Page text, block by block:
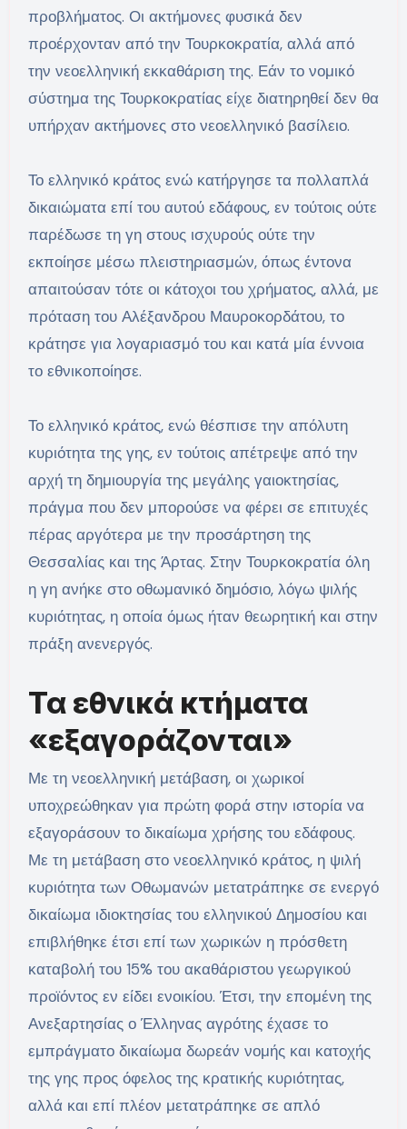
προβλήματος. Οι ακτήμονες φυσικά δεν
προέρχονταν από την Τουρκοκρατία, αλλά από
την νεοελληνική εκκαθάριση της. Εάν το νομικό
σύστημα της Τουρκοκρατίας είχε διατηρηθεί δεν θα
υπήρχαν ακτήμονες στο νεοελληνικό βασίλειο.
Το ελληνικό κράτος ενώ κατήργησε τα πολλαπλά
δικαιώματα επί του αυτού εδάφους, εν τούτοις ούτε
παρέδωσε τη γη στους ισχυρούς ούτε την
εκποίησε μέσω πλειστηριασμών, όπως έντονα
απαιτούσαν τότε οι κάτοχοι του χρήματος, αλλά, με
πρόταση του Αλέξανδρου Μαυροκορδάτου, το
κράτησε για λογαριασμό του και κατά μία έννοια
το εθνικοποίησε.
Το ελληνικό κράτος, ενώ θέσπισε την απόλυτη
κυριότητα της γης, εν τούτοις απέτρεψε από την
αρχή τη δημιουργία της μεγάλης γαιοκτησίας,
πράγμα που δεν μπορούσε να φέρει σε επιτυχές
πέρας αργότερα με την προσάρτηση της
Θεσσαλίας και της Άρτας. Στην Τουρκοκρατία όλη
η γη ανήκε στο οθωμανικό δημόσιο, λόγω ψιλής
κυριότητας, η οποία όμως ήταν θεωρητική και στην
πράξη ανενεργός.
Τα εθνικά κτήματα
«εξαγοράζονται»
Με τη νεοελληνική μετάβαση, οι χωρικοί
υποχρεώθηκαν για πρώτη φορά στην ιστορία να
εξαγοράσουν το δικαίωμα χρήσης του εδάφους.
Με τη μετάβαση στο νεοελληνικό κράτος, η ψιλή
κυριότητα των Οθωμανών μετατράπηκε σε ενεργό
δικαίωμα ιδιοκτησίας του ελληνικού Δημοσίου και
επιβλήθηκε έτσι επί των χωρικών η πρόσθετη
καταβολή του 15% του ακαθάριστου γεωργικού
προϊόντος εν είδει ενοικίου. Έτσι, την επομένη της
Ανεξαρτησίας ο Έλληνας αγρότης έχασε το
εμπράγματο δικαίωμα δωρεάν νομής και κατοχής
της γης προς όφελος της κρατικής κυριότητας,
αλλά και επί πλέον μετατράπηκε σε απλό